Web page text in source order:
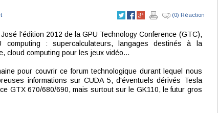
(0) Réaction
l'édition 2012 de la GPU Technology Conference (GTC),
: supercalculateurs, langages destinés à la
cloud computing pour les jeux vidéo...
pour couvrir ce forum technologique durant lequel nous
informations sur CUDA 5, d'éventuels dérivés Tesla
GTX 670/680/690, mais surtout sur le GK110, le futur gros